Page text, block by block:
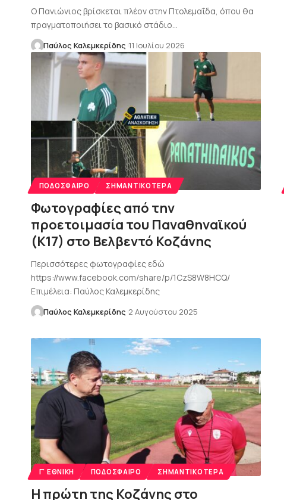
Ο Πανιώνιος βρίσκεται πλέον στην Πτολεμαΐδα, όπου θα
πραγματοποιήσει το βασικό στάδιο…
Παύλος Καλεμκερίδης 11 Ιουλίου 2026
ΠΟΔΌΣΦΑΙΡΟ ΣΗΜΑΝΤΙΚΌΤΕΡΑ
Φωτογραφίες από την
προετοιμασία του Παναθηναϊκού
(Κ17) στο Βελβεντό Κοζάνης
Περισσότερες φωτογραφίες εδώ
https://www.facebook.com/share/p/1CzS8W8HCQ/
Επιμέλεια: Παύλος Καλεμκερίδης
Παύλος Καλεμκερίδης 2 Αυγούστου 2025
Γ' ΕΘΝΙΚΉ ΠΟΔΌΣΦΑΙΡΟ ΣΗΜΑΝΤΙΚΌΤΕΡΑ
Η πρώτη της Κοζάνης στο